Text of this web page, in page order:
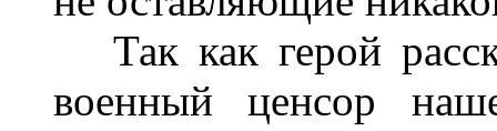
Так как герой
военный ценсор